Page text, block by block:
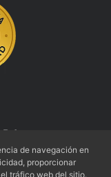
de navegación en
proporcionar
tráfico web del sitio.